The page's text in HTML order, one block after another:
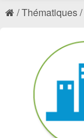
Thématiques